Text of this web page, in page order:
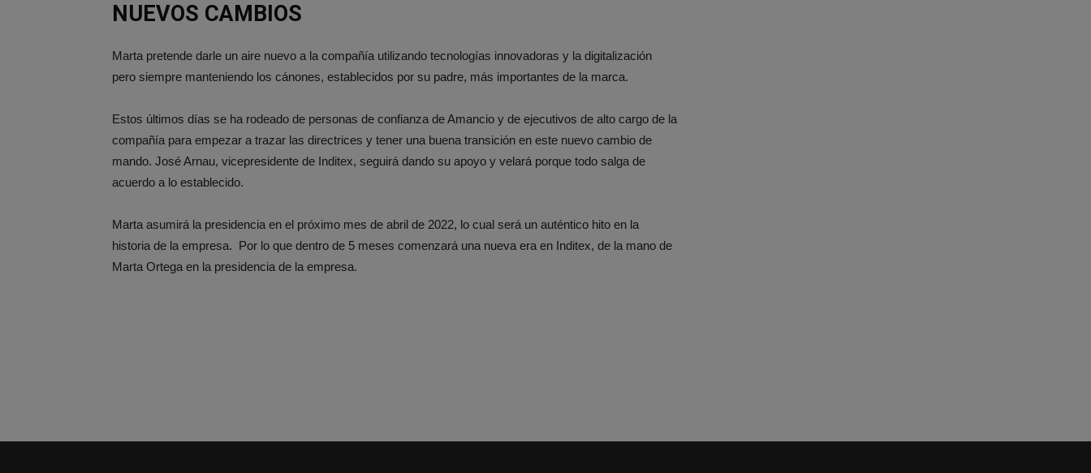
NUEVOS CAMBIOS
Marta pretende darle un aire nuevo a la compañía utilizando tecnologías innovadoras y la digitalización
pero siempre manteniendo los cánones, establecidos por su padre, más importantes de la marca.
Estos últimos días se ha rodeado de personas de confianza de Amancio y de ejecutivos de alto cargo de la
compañía para empezar a trazar las directrices y tener una buena transición en este nuevo cambio de
mando. José Arnau, vicepresidente de Inditex, seguirá dando su apoyo y velará porque todo salga de
acuerdo a lo establecido.
Marta asumirá la presidencia en el próximo mes de abril de 2022, lo cual será un auténtico hito en la
historia de la empresa. Por lo que dentro de 5 meses comenzará una nueva era en Inditex, de la mano de
Marta Ortega en la presidencia de la empresa.